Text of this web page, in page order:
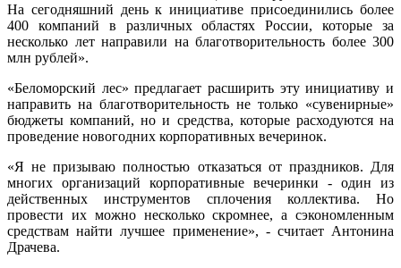
На сегодняшний день к инициативе присоединились более
400 компаний в различных областях России, которые за
несколько лет направили на благотворительность более 300
млн рублей».
«Беломорский лес» предлагает расширить эту инициативу и
направить на благотворительность не только «сувенирные»
бюджеты компаний, но и средства, которые расходуются на
проведение новогодних корпоративных вечеринок.
«Я не призываю полностью отказаться от праздников. Для
многих организаций корпоративные вечеринки - один из
действенных инструментов сплочения коллектива. Но
провести их можно несколько скромнее, а сэкономленным
средствам найти лучшее применение», - считает Антонина
Драчева.